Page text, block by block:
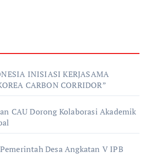
INISIASI KERJASAMA
CARBON CORRIDOR”
CAU Dorong Kolaborasi Akademik
Desa Angkatan V IPB